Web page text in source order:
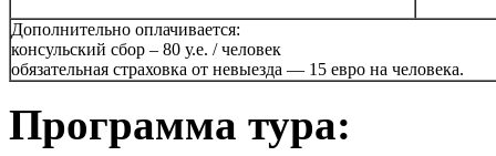
Дополнительно оплачивается:
консульский сбор – 80 у.е. / человек
обязательная страховка от невыезда — 15 евро на человека.
Пpограмма тура: